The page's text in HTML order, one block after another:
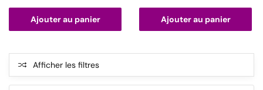
Ajouter au panier Ajouter au panier
Afficher les filtres